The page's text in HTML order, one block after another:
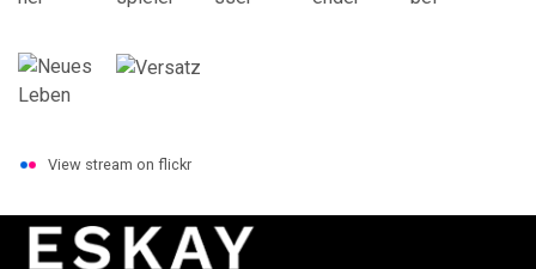
View stream on flickr